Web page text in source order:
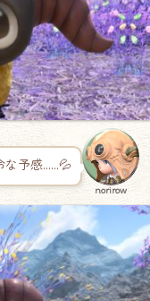
な予感……💦
norirow